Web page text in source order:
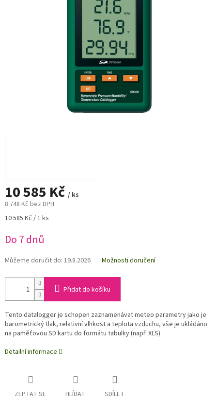
10 585 Kč / ks
8 748 Kč bez DPH
Měrná
10 585 Kč / 1 ks
Do 7 dnů
Můžeme doručit do: 19.8.2026 Možnosti doručení
Přidat do košíku
Tento datalogger je schopen zaznamenávat meteo parametry jako je
barometrický tlak, relativní vlhkost a teplota vzduchu, vše je ukládáno
na paměťovou SD kartu do formátu tabulky (např. XLS)
Detailní informace
ZEPTAT SE HLÍDAT SDÍLET